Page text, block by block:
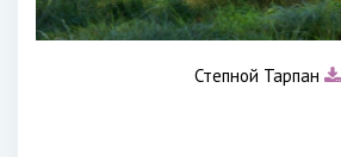
Степной Тарпан